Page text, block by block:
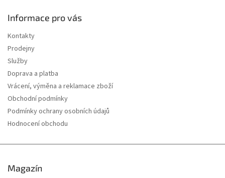
Informace pro vás
Kontakty
Prodejny
Služby
Doprava a platba
Vrácení, výměna a reklamace zboží
Obchodní podmínky
Podmínky ochrany osobních údajů
Hodnocení obchodu
Magazín